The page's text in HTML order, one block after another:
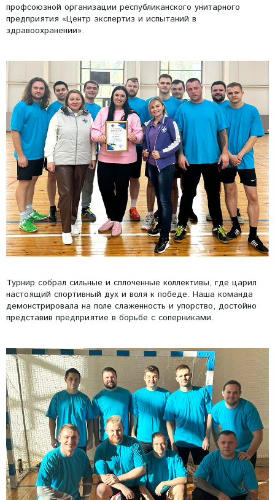
профсоюзной организации республиканского унитарного
предприятия «Центр экспертиз и испытаний в
здравоохранении».
Турнир собрал сильные и сплоченные коллективы, где царил
настоящий спортивный дух и воля к победе. Наша команда
демонстрировала на поле слаженность и упорство, достойно
представив предприятие в борьбе с соперниками.